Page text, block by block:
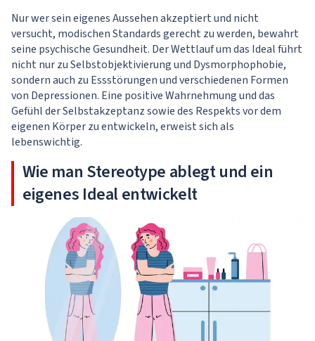
Nur wer sein eigenes Aussehen akzeptiert und nicht
versucht, modischen Standards gerecht zu werden, bewahrt
seine psychische Gesundheit. Der Wettlauf um das Ideal führt
nicht nur zu Selbstobjektivierung und Dysmorphophobie,
sondern auch zu Essstörungen und verschiedenen Formen
von Depressionen. Eine positive Wahrnehmung und das
Gefühl der Selbstakzeptanz sowie des Respekts vor dem
eigenen Körper zu entwickeln, erweist sich als
lebenswichtig.
Wie man Stereotype ablegt und ein
eigenes Ideal entwickelt